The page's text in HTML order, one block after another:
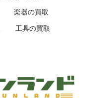
楽器の買取
工具の買取